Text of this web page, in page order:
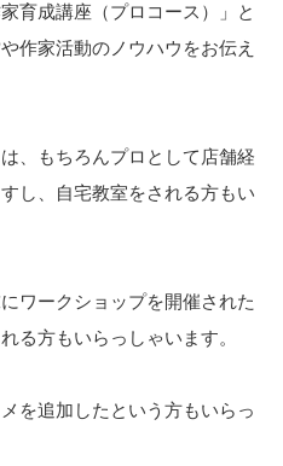
育成講座（プロコース）」と
作家活動のノウハウをお伝え
、もちろんプロとして店舗経
し、自宅教室をされる方もい
ワークショップを開催された
る方もいらっしゃいます。
を追加したという方もいらっ